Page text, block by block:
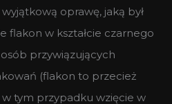
oprawę, jaką był
flakon w kształcie czarnego
przywiązujących
(flakon to przecież
tym przypadku wzięcie w